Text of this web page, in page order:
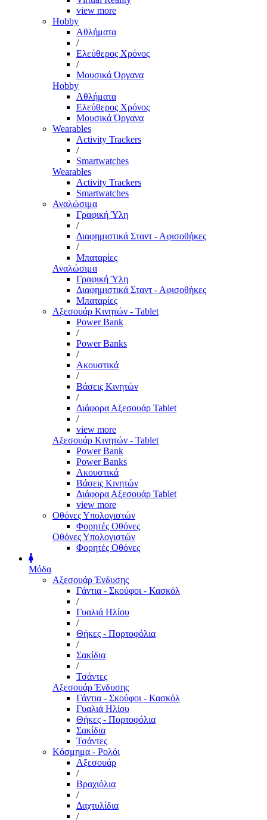
view more
Hobby
Αθλήματα
/
Ελεύθερος Χρόνος
/
Μουσικά Όργανα
Hobby
Αθλήματα
Ελεύθερος Χρόνος
Μουσικά Όργανα
Wearables
Activity Trackers
/
Smartwatches
Wearables
Activity Trackers
Smartwatches
Αναλώσιμα
Γραφική Ύλη
/
Διαφημιστικά Σταντ - Αφισοθήκες
/
Μπαταρίες
Αναλώσιμα
Γραφική Ύλη
Διαφημιστικά Σταντ - Αφισοθήκες
Μπαταρίες
Αξεσουάρ Κινητών - Tablet
Power Bank
/
Power Banks
/
Ακουστικά
/
Βάσεις Κινητών
/
Διάφορα Αξεσουάρ Tablet
/
view more
Αξεσουάρ Κινητών - Tablet
Power Bank
Power Banks
Ακουστικά
Βάσεις Κινητών
Διάφορα Αξεσουάρ Tablet
view more
Οθόνες Υπολογιστών
Φορητές Οθόνες
Οθόνες Υπολογιστών
Φορητές Οθόνες
Μόδα
Αξεσουάρ Ένδυσης
Γάντια - Σκούφοι - Κασκόλ
/
Γυαλιά Ηλίου
/
Θήκες - Πορτοφόλια
/
Σακίδια
/
Τσάντες
Αξεσουάρ Ένδυσης
Γάντια - Σκούφοι - Κασκόλ
Γυαλιά Ηλίου
Θήκες - Πορτοφόλια
Σακίδια
Τσάντες
Κόσμημα - Ρολόι
Αξεσουάρ
/
Βραχιόλια
/
Δαχτυλίδια
/